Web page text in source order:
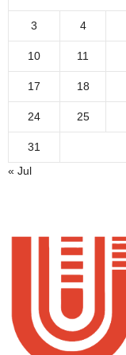
3 4
10 11
17 18
24 25
31
« Jul